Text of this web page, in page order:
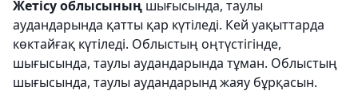
Жетісу облысының шығысында, таулы
аудандарында қатты қар күтіледі. Кей уақыттарда
көктайғақ күтіледі. Облыстың оңтүстігінде,
шығысында, таулы аудандарында тұман. Облыстың
шығысында, таулы аудандарынд жаяу бұрқасын.